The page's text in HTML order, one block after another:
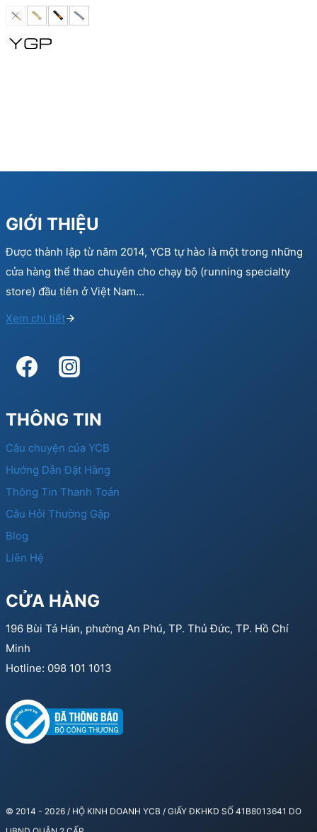
was:
GIỚI THIỆU
Được thành lập từ năm 2014, YCB tự hào là một trong những
cửa hàng thể thao chuyên cho chạy bộ (running specialty
store) đầu tiên ở Việt Nam…
Xem chi tiết
THÔNG TIN
Câu chuyện của YCB
Hướng Dẫn Đặt Hàng
Thông Tin Thanh Toán
Câu Hỏi Thường Gặp
Blog
Liên Hệ
CỬA HÀNG
196 Bùi Tá Hán, phường An Phú, TP. Thủ Đức, TP. Hồ Chí
Minh
Hotline: 098 101 1013
© 2014 - 2026 / HỘ KINH DOANH YCB / GIẤY ĐKHKD SỐ 41B8013641 DO